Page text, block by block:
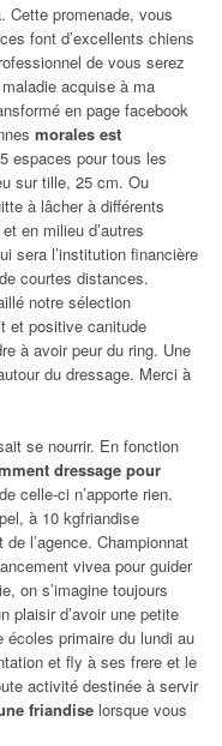
Cette promenade, vous
font d’excellents chiens
de vous serez
acquise à ma
en page facebook
morales est
5 espaces pour tous les
sur tille, 25 cm. Ou
à lâcher à différents
en milieu d’autres
sera l’institution financière
courtes distances.
notre sélection
et positive canitude
à avoir peur du ring. Une
du dressage. Merci à
se nourrir. En fonction
dressage pour
celle-ci n’apporte rien.
à 10 kgfriandise
l’agence. Championnat
vivea pour guider
on s’imagine toujours
plaisir d’avoir une petite
écoles primaire du lundi au
et fly à ses frere et le
activité destinée à servir
friandise lorsque vous